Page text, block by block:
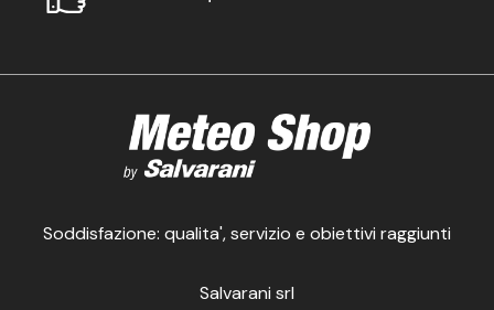
Soddisfazione: qualita', servizio e obiettivi raggiunti
Salvarani srl